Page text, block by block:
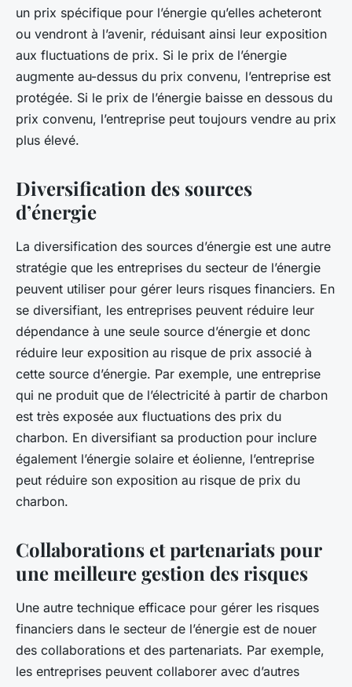
un prix spécifique pour l’énergie qu’elles acheteront
ou vendront à l’avenir, réduisant ainsi leur exposition
aux fluctuations de prix. Si le prix de l’énergie
augmente au-dessus du prix convenu, l’entreprise est
protégée. Si le prix de l’énergie baisse en dessous du
prix convenu, l’entreprise peut toujours vendre au prix
plus élevé.
Diversification des sources
d’énergie
La diversification des sources d’énergie est une autre
stratégie que les entreprises du secteur de l’énergie
peuvent utiliser pour gérer leurs risques financiers. En
se diversifiant, les entreprises peuvent réduire leur
dépendance à une seule source d’énergie et donc
réduire leur exposition au risque de prix associé à
cette source d’énergie. Par exemple, une entreprise
qui ne produit que de l’électricité à partir de charbon
est très exposée aux fluctuations des prix du
charbon. En diversifiant sa production pour inclure
également l’énergie solaire et éolienne, l’entreprise
peut réduire son exposition au risque de prix du
charbon.
Collaborations et partenariats pour
une meilleure gestion des risques
Une autre technique efficace pour gérer les risques
financiers dans le secteur de l’énergie est de nouer
des collaborations et des partenariats. Par exemple,
les entreprises peuvent collaborer avec d’autres